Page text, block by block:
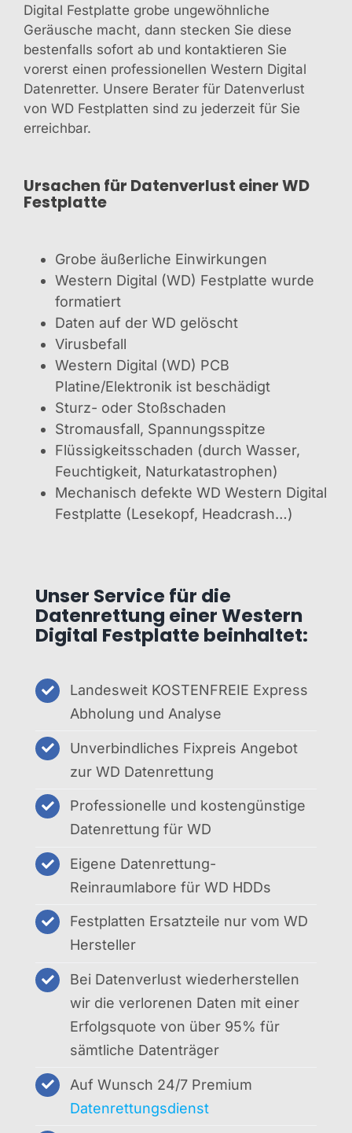
Digital Festplatte grobe ungewöhnliche
Geräusche macht, dann stecken Sie diese
bestenfalls sofort ab und kontaktieren Sie
vorerst einen professionellen Western Digital
Datenretter. Unsere Berater für Datenverlust
von WD Festplatten sind zu jederzeit für Sie
erreichbar.
Ursachen für Datenverlust einer WD
Festplatte
Grobe äußerliche Einwirkungen
Western Digital (WD) Festplatte wurde
formatiert
Daten auf der WD gelöscht
Virusbefall
Western Digital (WD) PCB
Platine/Elektronik ist beschädigt
Sturz- oder Stoßschaden
Stromausfall, Spannungsspitze
Flüssigkeitsschaden (durch Wasser,
Feuchtigkeit, Naturkatastrophen)
Mechanisch defekte WD Western Digital
Festplatte (Lesekopf, Headcrash…)
Unser Service für die
Datenrettung einer Western
Digital Festplatte beinhaltet:
Landesweit KOSTENFREIE Express
Abholung und Analyse
Unverbindliches Fixpreis Angebot
zur WD Datenrettung
Professionelle und kostengünstige
Datenrettung für WD
Eigene Datenrettung-
Reinraumlabore für WD HDDs
Festplatten Ersatzteile nur vom WD
Hersteller
Bei Datenverlust wiederherstellen
wir die verlorenen Daten mit einer
Erfolgsquote von über 95% für
sämtliche Datenträger
Auf Wunsch 24/7 Premium
Datenrettungsdienst